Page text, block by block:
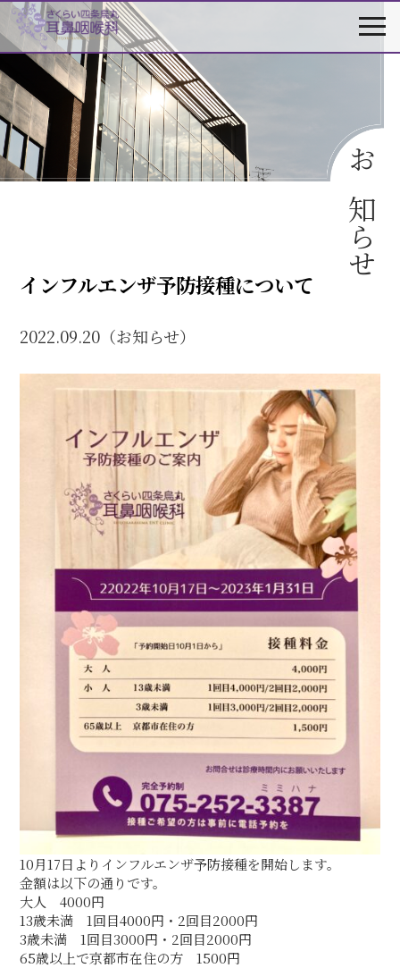
お知らせ
インフルエンザ予防接種について
2022.09.20（お知らせ）
10月17日よりインフルエンザ予防接種を開始します。
金額は以下の通りです。
大人 4000円
13歳未満 1回目4000円・2回目2000円
3歳未満 1回目3000円・2回目2000円
65歳以上で京都市在住の方 1500円